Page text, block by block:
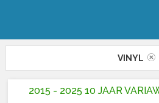
VINYL
2015 - 2025 10 JAAR